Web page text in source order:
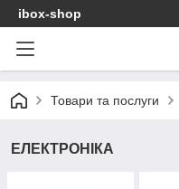
ibox-shop
Товари та послуги
ЕЛЕКТРОНІКА